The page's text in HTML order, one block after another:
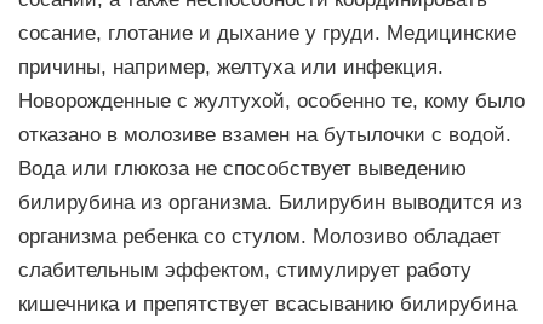
сосание, глотание и дыхание у груди. Медицинские
причины, например, желтуха или инфекция.
Новорожденные с жултухой, особенно те, кому было
отказано в молозиве взамен на бутылочки с водой.
Вода или глюкоза не способствует выведению
билирубина из организма. Билирубин выводится из
организма ребенка со стулом. Молозиво обладает
слабительным эффектом, стимулирует работу
кишечника и препятствует всасыванию билирубина